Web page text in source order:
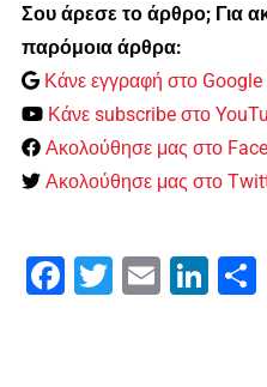
Σου άρεσε το άρθρο; Για
παρόμοια άρθρα:
Κάνε εγγραφή στο
Κάνε subscribe στο
Ακολούθησε μας στο
Ακολούθησε μας στο
Facebook
Twitter Email